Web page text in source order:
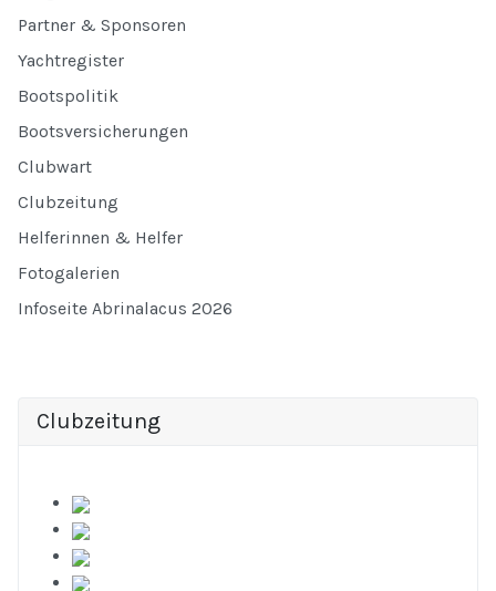
Partner & Sponsoren
Yachtregister
Bootspolitik
Bootsversicherungen
Clubwart
Clubzeitung
Helferinnen & Helfer
Fotogalerien
Infoseite Abrinalacus 2026
Clubzeitung